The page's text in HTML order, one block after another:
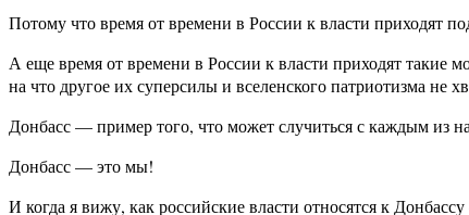
Потому что время от времени в России к власти приходят
А еще время от времени в России к власти приходят
на что другое их суперсилы и вселенского патриотизма не
Донбасс — пример того, что может случиться с каждым из
Донбасс — это мы!
И когда я вижу, как российские власти относятся к